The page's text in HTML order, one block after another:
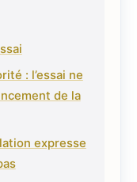
: l’essai ne
de la
expresse